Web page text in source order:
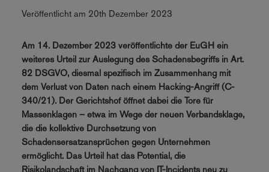
Veröffentlicht am 20th Dezember 2023
Am 14. Dezember 2023 veröffentlichte der EuGH ein
weiteres Urteil zur Auslegung des Schadensbegriffs in Art.
82 DSGVO, diesmal spezifisch im Zusammenhang mit
dem Verlust von Daten nach einem Hacking-Angriff (C-
340/21). Der Gerichtshof öffnet dabei die Tore für
Massenklagen – etwa im Wege der neuen Verbandsklage,
die die kollektive Durchsetzung von
Schadensersatzansprüchen gegen Unternehmen
ermöglicht. Das Urteil hat das Potential, die
Risikolandschaft im Nachgang von IT-Incidents neu zu